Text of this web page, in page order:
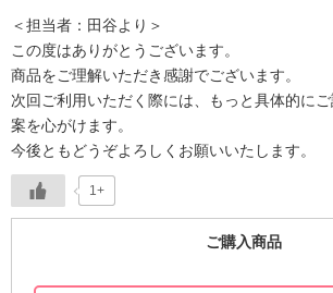
＜担当者：田谷より＞
この度はありがとうございます。
商品をご理解いただき感謝でございます。
次回ご利用いただく際には、もっと具体的に
案を心がけます。
今後ともどうぞよろしくお願いいたします。
1+
ご購入商品